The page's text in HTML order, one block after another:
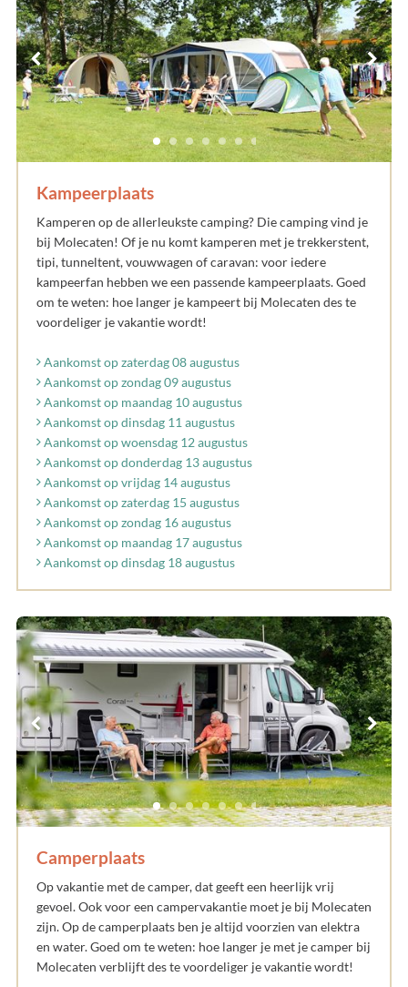
Kampeerplaats
Kamperen op de allerleukste camping? Die camping vind je
bij Molecaten! Of je nu komt kamperen met je trekkerstent,
tipi, tunneltent, vouwwagen of caravan: voor iedere
kampeerfan hebben we een passende kampeerplaats. Goed
om te weten: hoe langer je kampeert bij Molecaten des te
voordeliger je vakantie wordt!
Aankomst op zaterdag 08 augustus
Aankomst op zondag 09 augustus
Aankomst op maandag 10 augustus
Aankomst op dinsdag 11 augustus
Aankomst op woensdag 12 augustus
Aankomst op donderdag 13 augustus
Aankomst op vrijdag 14 augustus
Aankomst op zaterdag 15 augustus
Aankomst op zondag 16 augustus
Aankomst op maandag 17 augustus
Aankomst op dinsdag 18 augustus
Camperplaats
Op vakantie met de camper, dat geeft een heerlijk vrij
gevoel. Ook voor een campervakantie moet je bij Molecaten
zijn. Op de camperplaats ben je altijd voorzien van elektra
en water. Goed om te weten: hoe langer je met je camper bij
Molecaten verblijft des te voordeliger je vakantie wordt!